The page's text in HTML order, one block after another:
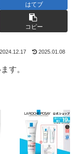
はてブ
コピー
2024.12.17 2025.01.08
す。